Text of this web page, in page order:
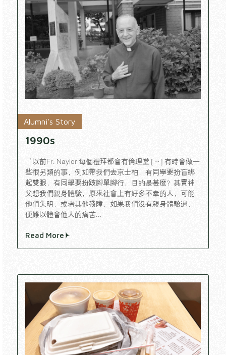
Alumni's Story
1990s
“以前Fr. Naylor 每個禮拜都會有倫理堂 […] 有時會做一
些很另類的事，例如帶我們去京士柏，有同學要扮盲綁
起雙眼，有同學要扮跛腳單腳行，目的是甚麼？其實神
父想我們親身體驗，原來社會上有好多不幸的人，可能
他們失明，或者其他殘障，如果我們沒有親身體驗過，
便難以體會他人的痛苦...
Read More